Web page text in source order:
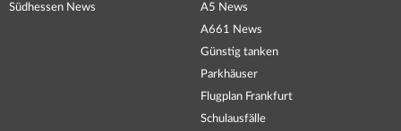
Südhessen News
A5 News
A661 News
Günstig tanken
Parkhäuser
Flugplan Frankfurt
Schulausfälle